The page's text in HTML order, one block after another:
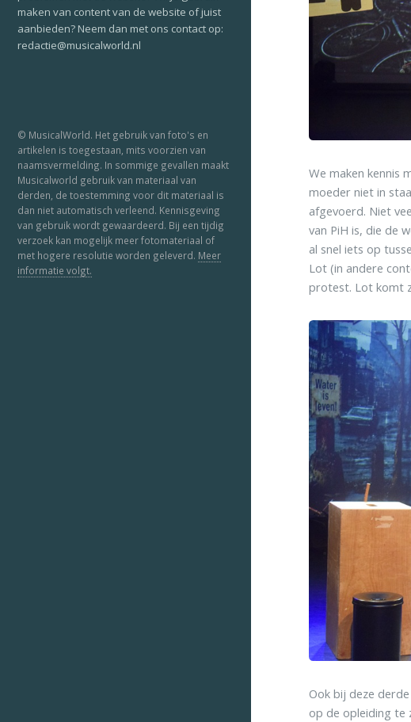
We maken kennis
moeder niet in
afgevoerd. Niet
van PiH is, die de
al snel iets op
Lot (in andere
protest. Lot komt
Ook bij deze
op de opleiding te
maken van content van de website of juist
aanbieden? Neem dan met ons contact op:
redactie@musicalworld.nl
© MusicalWorld. Het gebruik van foto's en
artikelen is toegestaan, mits voorzien van
naamsvermelding. In sommige gevallen maakt
Musicalworld gebruik van materiaal van
derden, de toestemming voor dit materiaal is
dan niet automatisch verleend. Kennisgeving
van gebruik wordt gewaardeerd. Bij een tijdig
verzoek kan mogelijk meer fotomateriaal of
met hogere resolutie worden geleverd. Meer
informatie volgt.